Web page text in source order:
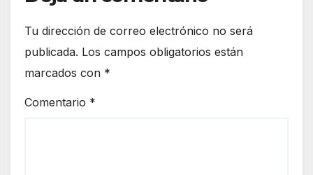
Tu dirección de correo electrónico no será
publicada. Los campos obligatorios están
marcados con *
Comentario *